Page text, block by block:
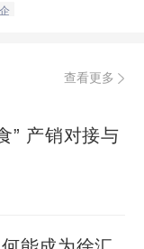
查看更多
” 产销对接与